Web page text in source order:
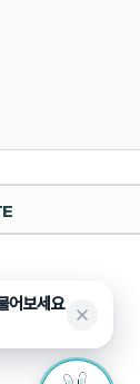
어보세요